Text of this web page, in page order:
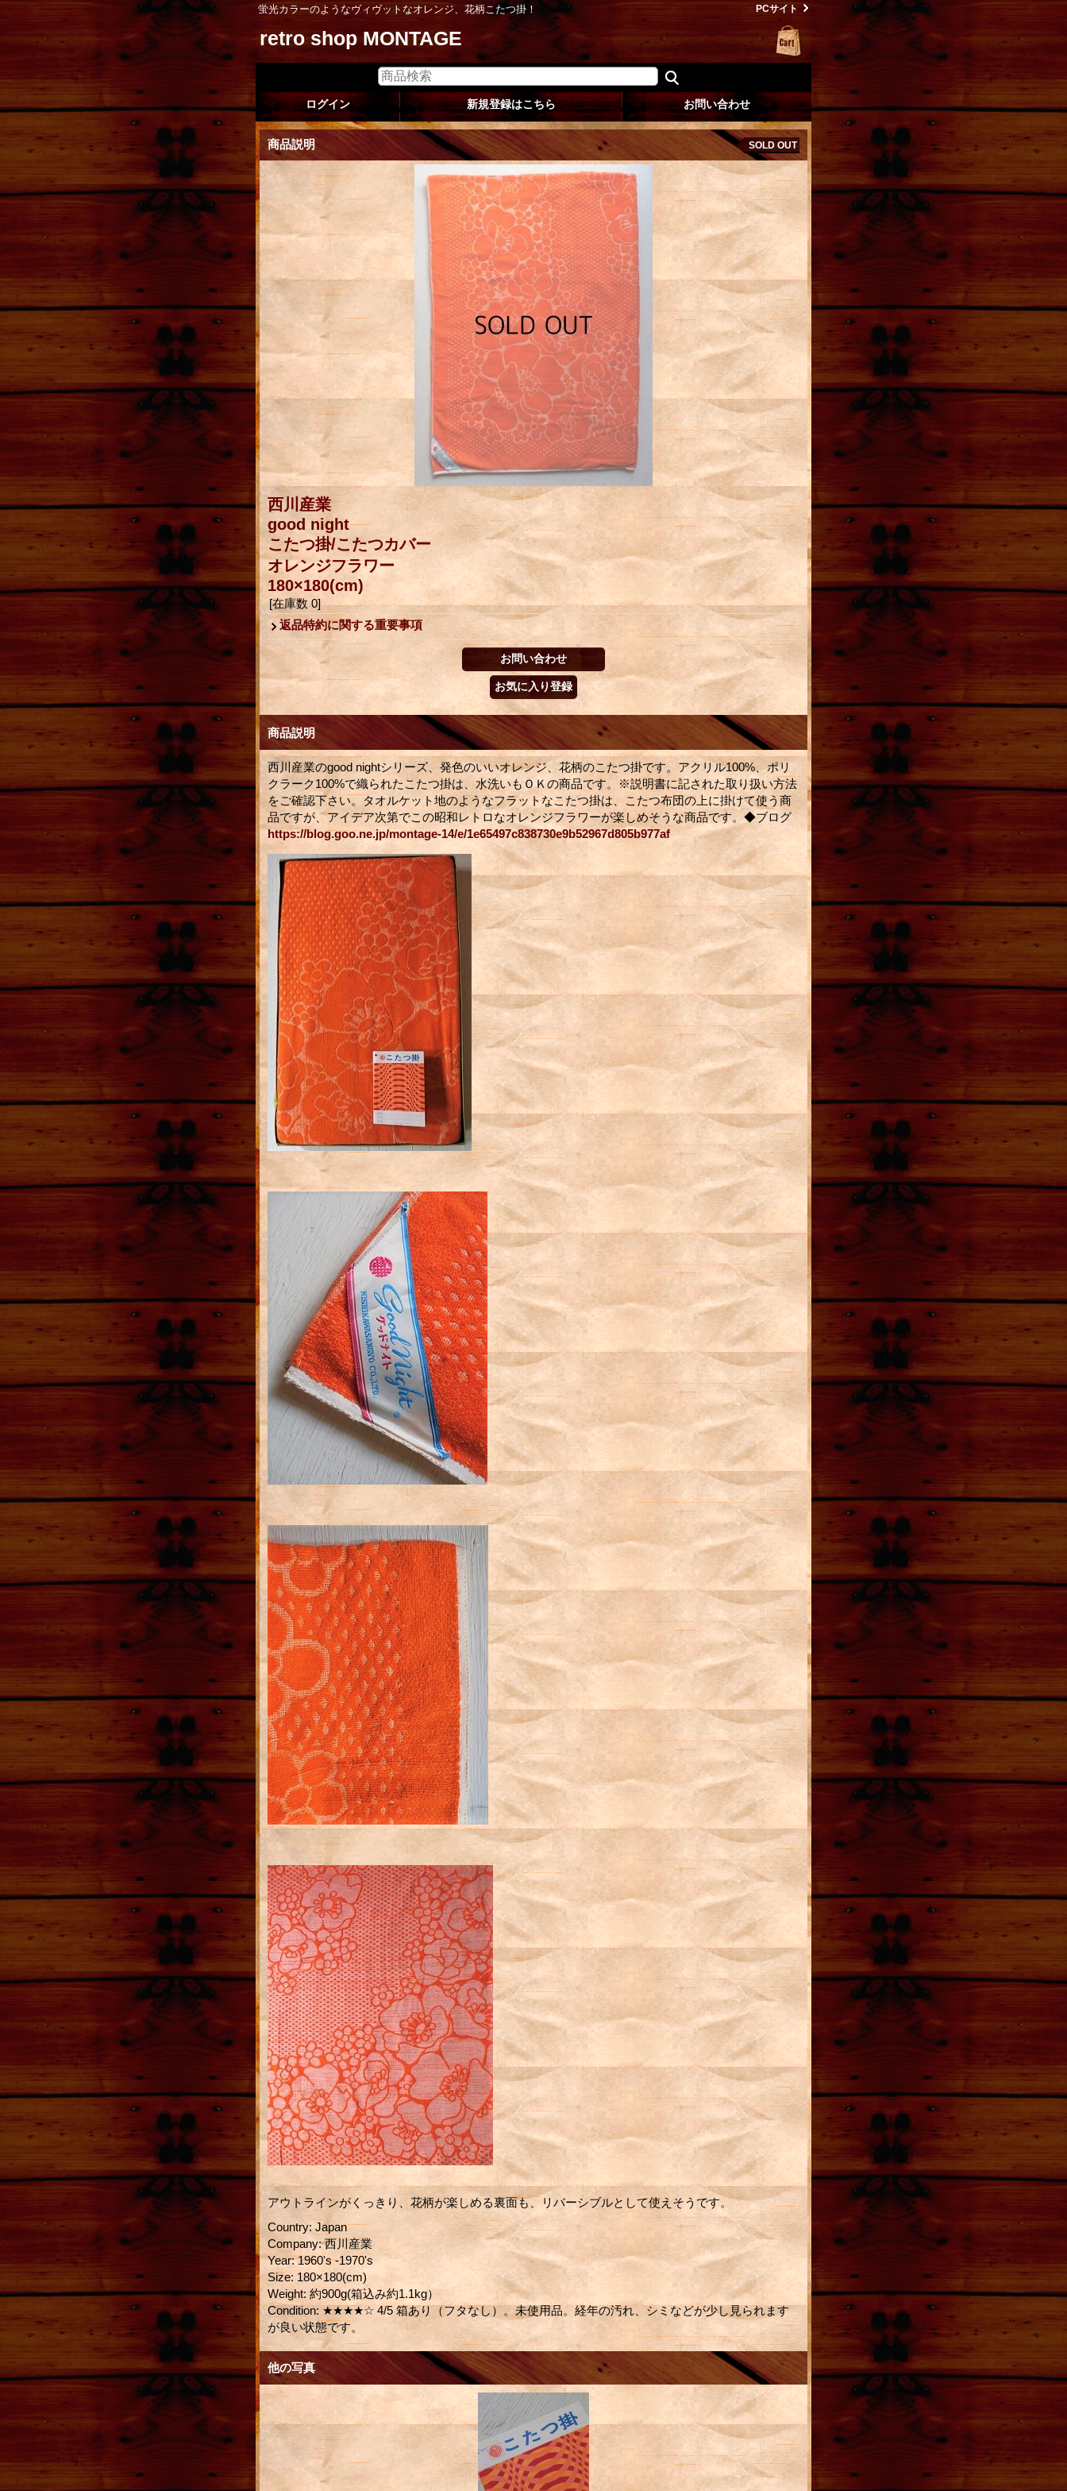
蛍光カラーのようなヴィヴットなオレンジ、花柄こたつ掛！ PCサイト
retro shop MONTAGE
ログイン 新規登録はこちら お問い合わせ
商品説明 SOLD OUT
西川産業
good night
こたつ掛/こたつカバー
オレンジフラワー
180×180(cm)
[在庫数 0]
返品特約に関する重要事項
商品説明
西川産業のgood nightシリーズ、発色のいいオレンジ、花柄のこたつ掛です。アクリル100%、ポリ
クラーク100%で織られたこたつ掛は、水洗いもＯＫの商品です。※説明書に記された取り扱い方法
をご確認下さい。タオルケット地のようなフラットなこたつ掛は、こたつ布団の上に掛けて使う商
品ですが、アイデア次第でこの昭和レトロなオレンジフラワーが楽しめそうな商品です。◆ブログ
https://blog.goo.ne.jp/montage-14/e/1e65497c838730e9b52967d805b977af
アウトラインがくっきり、花柄が楽しめる裏面も、リバーシブルとして使えそうです。
Country: Japan
Company: 西川産業
Year: 1960's -1970's
Size: 180×180(cm)
Weight: 約900g(箱込み約1.1kg）
Condition: ★★★★☆ 4/5 箱あり（フタなし）。未使用品。経年の汚れ、シミなどが少し見られます
が良い状態です。
他の写真